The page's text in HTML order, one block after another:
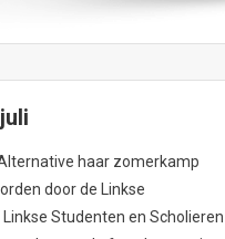
haar zomerkamp
door de Linkse
Studenten en Scholieren